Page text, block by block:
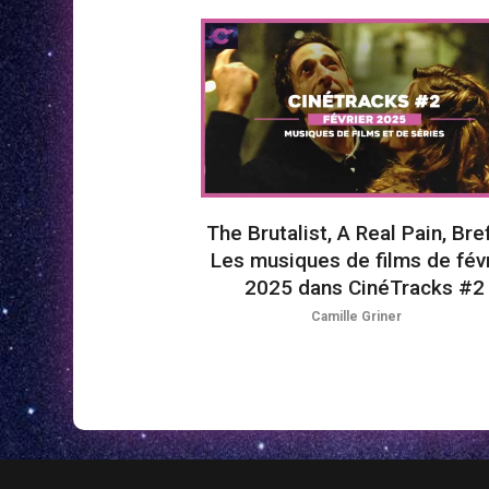
The Brutalist, A Real Pain,
Les musiques de films de
2025 dans CinéTracks #2
Camille Griner